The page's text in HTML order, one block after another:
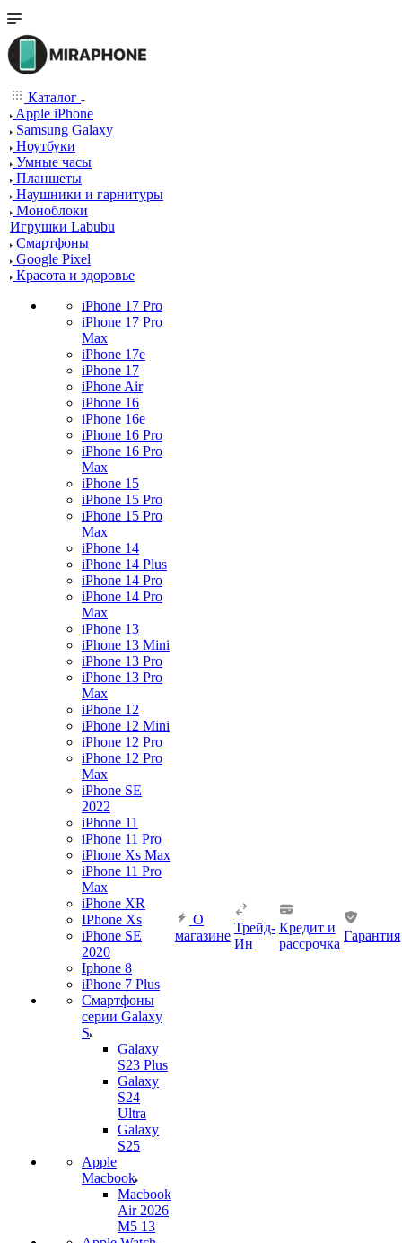
Каталог
Apple iPhone
Samsung Galaxy
Ноутбуки
Умные часы
Планшеты
Наушники и гарнитуры
Моноблоки
Игрушки Labubu
Смартфоны
Google Pixel
Красота и здоровье
iPhone 17 Pro
iPhone 17 Pro
Max
iPhone 17e
iPhone 17
iPhone Air
iPhone 16
iPhone 16e
iPhone 16 Pro
iPhone 16 Pro
Max
iPhone 15
iPhone 15 Pro
iPhone 15 Pro
Max
iPhone 14
iPhone 14 Plus
iPhone 14 Pro
iPhone 14 Pro
Max
iPhone 13
iPhone 13 Mini
iPhone 13 Pro
iPhone 13 Pro
Max
iPhone 12
iPhone 12 Mini
iPhone 12 Pro
iPhone 12 Pro
Max
iPhone SE
2022
iPhone 11
iPhone 11 Pro
iPhone Xs Max
iPhone 11 Pro
Max
iPhone XR
IPhone Xs
iPhone SE
2020
Iphone 8
iPhone 7 Plus
Смартфоны
серии Galaxy
S
Galaxy
S23 Plus
Galaxy
S24
Ultra
Galaxy
S25
Apple
Macbook
Macbook
Air 2026
M5 13
О
магазине
Трейд-
Ин
Кредит и
рассрочка
Гарантия